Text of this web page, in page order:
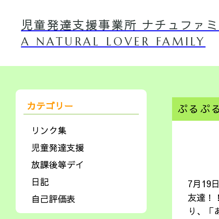
児童発達支援事業所 ナチュファミ
A NATURAL LOVER FAMILY
ぷるぷ
7月19
友達！
り、「
カテゴリー
リンク集
児童発達支援
放課後等デイ
日記
自己評価表